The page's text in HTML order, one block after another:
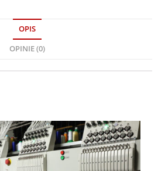
OPIS
OPINIE (0)